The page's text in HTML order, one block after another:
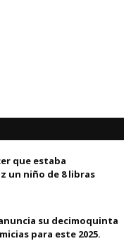
que estaba
un niño de 8 libras
su decimoquinta
para este 2025.